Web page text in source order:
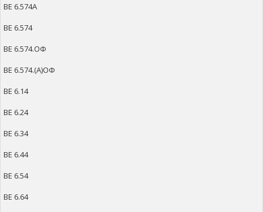
ВЕ 6.574А
ВЕ 6.574
ВЕ 6.574.ОФ
ВЕ 6.574.(А)ОФ
ВЕ 6.14
ВЕ 6.24
ВЕ 6.34
ВЕ 6.44
ВЕ 6.54
ВЕ 6.64